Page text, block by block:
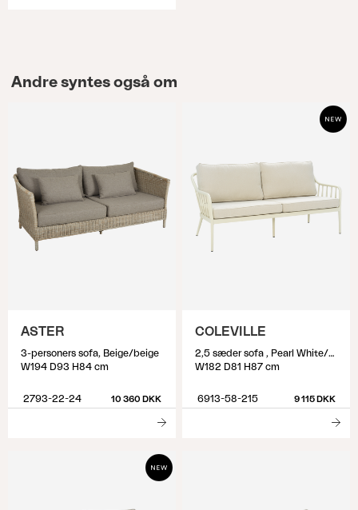
Andre syntes også om
ASTER
3-personers sofa, Beige/beige
W194 D93 H84 cm
2793-22-24 10 360 DKK
COLEVILLE
2,5 sæder sofa , Pearl White/Dot Beige
W182 D81 H87 cm
6913-58-215 9 115 DKK